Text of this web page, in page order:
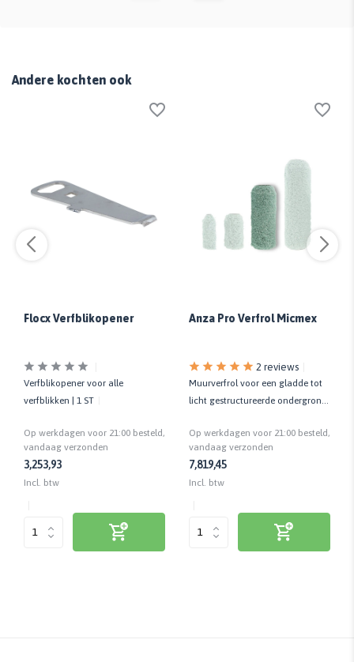
Andere kochten ook
Flocx Verfblikopener
Verfblikopener voor alle
verfblikken | 1 ST
Op werkdagen voor 21:00 besteld,
vandaag verzonden
3,253,93
Incl. btw
Anza Pro Verfrol Micmex
2 reviews
Muurverfrol voor een gladde tot
licht gestructureerde ondergrond
Op werkdagen voor 21:00 besteld,
vandaag verzonden
7,819,45
Incl. btw